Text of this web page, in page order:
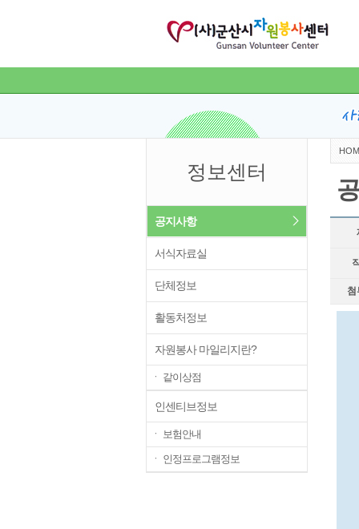
정보센터
공지사항
서식자료실
단체정보
활동처정보
자원봉사 마일리지란?
ㆍ 같이상점
인센티브정보
ㆍ 보험안내
ㆍ 인정프로그램정보
첨